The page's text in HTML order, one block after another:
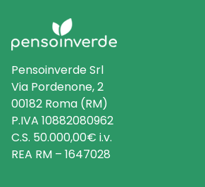
Pensoinverde Srl
Via Pordenone, 2
00182 Roma (RM)
P.IVA 10882080962
C.S. 50.000,00€ i.v.
REA RM – 1647028